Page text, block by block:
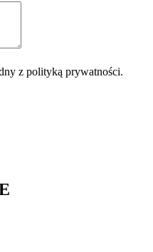
z polityką prywatności.